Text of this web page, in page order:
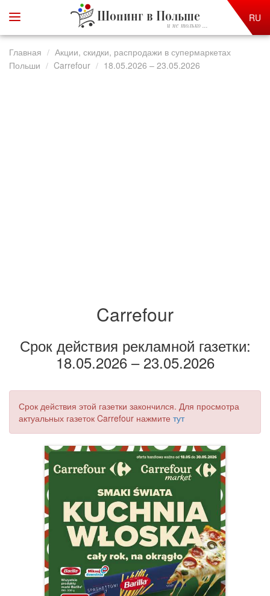
Шопинг в Польше
и не только ...
RU
Главная
Акции, скидки, распродажи в супермаркетах
Польши
Carrefour 18.05.2026 – 23.05.2026
Carrefour
Срок действия рекламной газетки:
18.05.2026 – 23.05.2026
Срок действия этой газетки закончился. Для просмотра
актуальных газеток Carrefour нажмите тут